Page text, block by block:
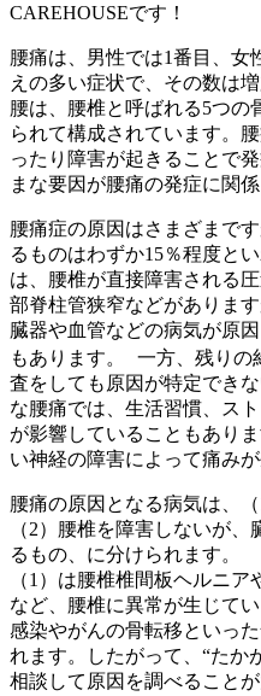
CAREHOUSEです！
腰痛は、男性では1番目、女
えの多い症状で、その数は
腰は、腰椎と呼ばれる5つの
られて構成されています。
ったり障害が起きることで
まな要因が腰痛の発症に関係
腰痛症の原因はさまざまで
るものはわずか15％程度と
は、腰椎が直接障害される
部脊柱管狭窄などがありま
臓器や血管などの病気が原
もあります。 一方、残りの
査をしても原因が特定でき
な腰痛では、生活習慣、ス
が影響していることもあり
い神経の障害によって痛み
腰痛の原因となる病気は、
（2）腰椎を障害しないが
るもの、に分けられます。
（1）は腰椎椎間板ヘルニ
など、腰椎に異常が生じて
感染やがんの骨転移といっ
れます。したがって、“たか
相談して原因を調べることが